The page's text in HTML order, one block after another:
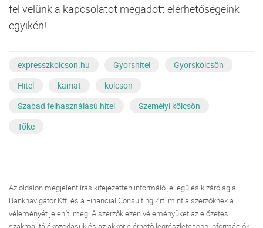
fel velünk a kapcsolatot megadott elérhetőségeink
egyikén!
expresszkolcson.hu Gyorshitel
Gyorskölcsön
Hitel
kamat
kölcsön
Szabad felhasználású hitel
Személyi kölcsön
Tőke
Az oldalon megjelent írás kifejezetten informáló jellegű és kizárólag a
Banknavigátor Kft. és a Financial Consulting Zrt. mint a szerzőknek a
véleményét jeleníti meg. A szerzők ezen véleményüket az előzetes